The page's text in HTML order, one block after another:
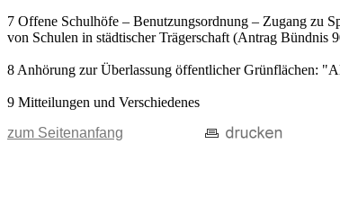
7 Offene Schulhöfe – Benutzungsordnung – Zugang zu
von Schulen in städtischer Trägerschaft (Antrag Bündnis
8 Anhörung zur Überlassung öffentlicher Grünflächen:
9 Mitteilungen und Verschiedenes
zum Seitenanfang